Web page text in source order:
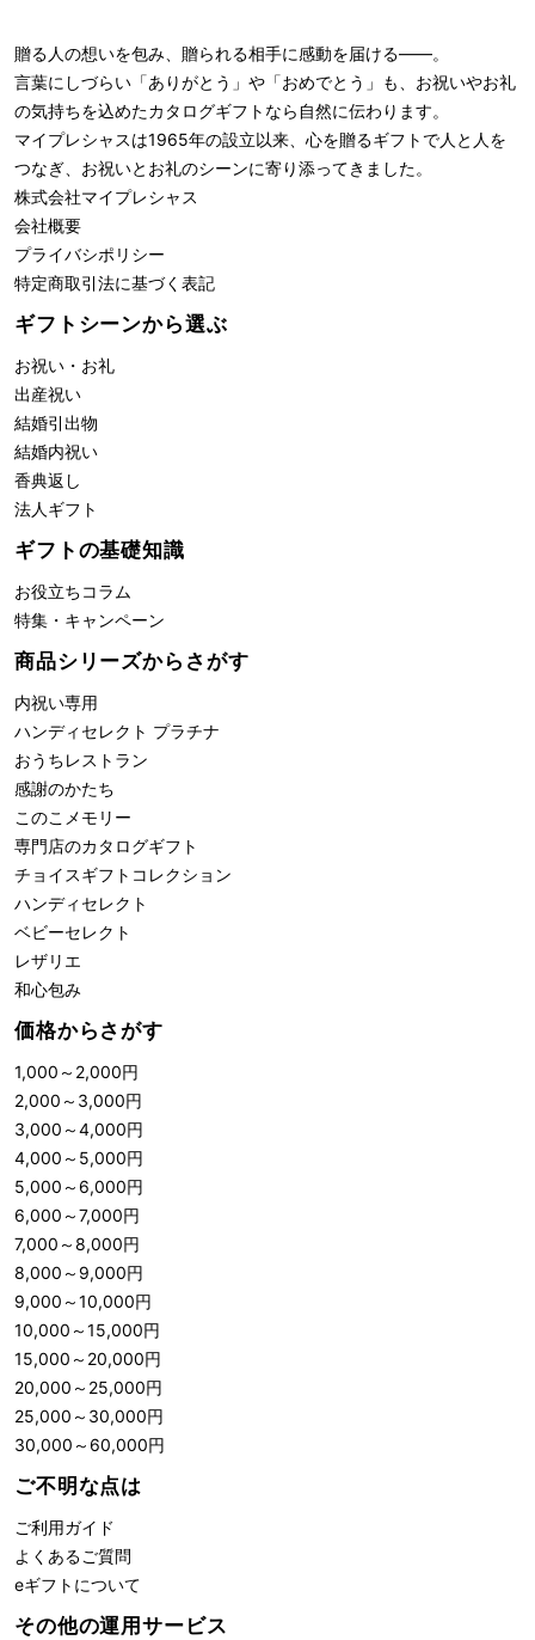
贈る人の想いを包み、贈られる相手に感動を届ける――。
言葉にしづらい「ありがとう」や「おめでとう」も、お祝いやお礼
の気持ちを込めたカタログギフトなら自然に伝わります。
マイプレシャスは1965年の設立以来、心を贈るギフトで人と人を
つなぎ、お祝いとお礼のシーンに寄り添ってきました。
株式会社マイプレシャス
会社概要
プライバシポリシー
特定商取引法に基づく表記
ギフトシーンから選ぶ
お祝い・お礼
出産祝い
結婚引出物
結婚内祝い
香典返し
法人ギフト
ギフトの基礎知識
お役立ちコラム
特集・キャンペーン
商品シリーズからさがす
内祝い専用
ハンディセレクト プラチナ
おうちレストラン
感謝のかたち
このこメモリー
専門店のカタログギフト
チョイスギフトコレクション
ハンディセレクト
ベビーセレクト
レザリエ
和心包み
価格からさがす
1,000 ～ 2,000円
2,000 ～ 3,000円
3,000 ～4,000円
4,000 ～ 5,000円
5,000 ～ 6,000円
6,000 ～7,000円
7,000 ～8,000円
8,000 ～ 9,000円
9,000 ～10,000円
10,000 ～15,000円
15,000 ～ 20,000円
20,000 ～ 25,000円
25,000 ～ 30,000円
30,000 ～ 60,000円
ご不明な点は
ご利用ガイド
よくあるご質問
eギフトについて
その他の運用サービス